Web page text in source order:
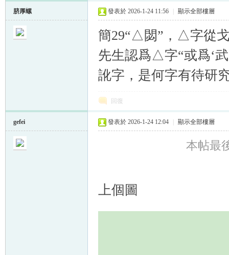
脐厚螺 發表於 2026-1-24 11:56 顯示全部樓層
簡29“△閟”，△字從
先生認爲△字“或爲‘
訛字，是何字有待研
回復
gefei 發表於 2026-1-24 12:04 顯示全部樓層
本帖最
上個圖